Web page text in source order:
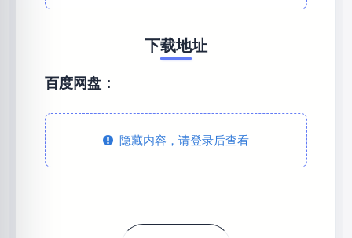
下载地址
百度网盘：
隐藏内容，请登录后查看